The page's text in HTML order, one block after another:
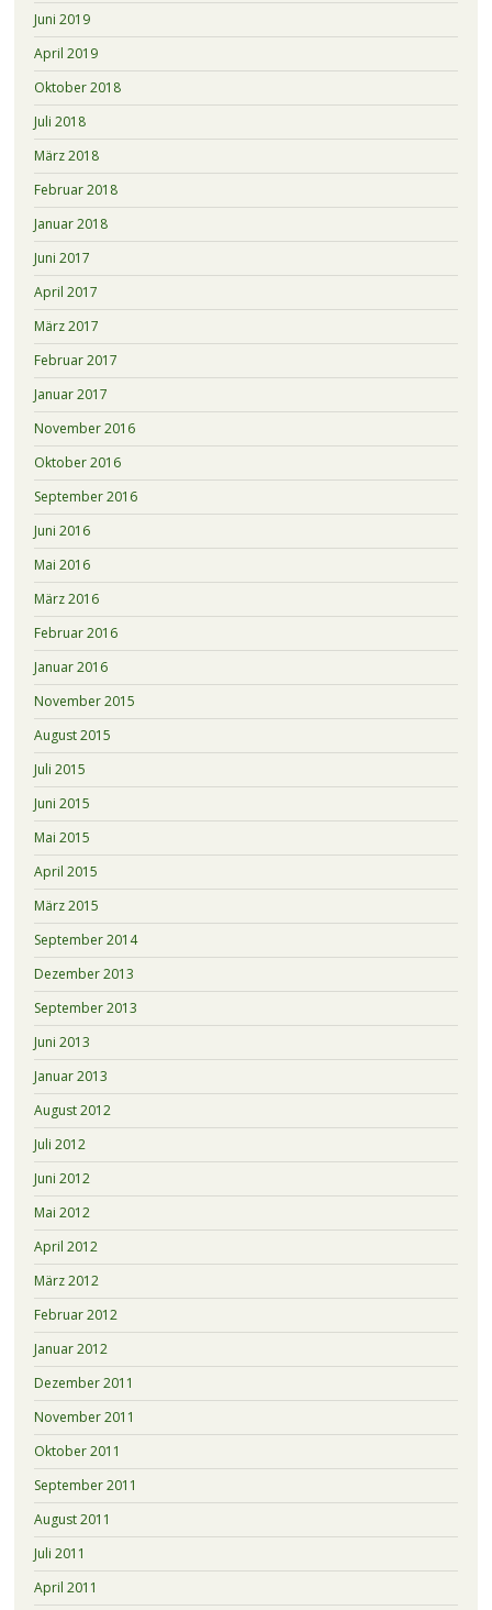
Juni 2019
April 2019
Oktober 2018
Juli 2018
März 2018
Februar 2018
Januar 2018
Juni 2017
April 2017
März 2017
Februar 2017
Januar 2017
November 2016
Oktober 2016
September 2016
Juni 2016
Mai 2016
März 2016
Februar 2016
Januar 2016
November 2015
August 2015
Juli 2015
Juni 2015
Mai 2015
April 2015
März 2015
September 2014
Dezember 2013
September 2013
Juni 2013
Januar 2013
August 2012
Juli 2012
Juni 2012
Mai 2012
April 2012
März 2012
Februar 2012
Januar 2012
Dezember 2011
November 2011
Oktober 2011
September 2011
August 2011
Juli 2011
April 2011